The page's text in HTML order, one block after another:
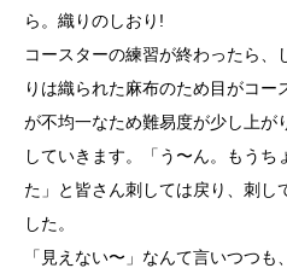
ら。織りのしおり!
コースターの練習が終わったら、
りは織られた麻布のため目がコー
が不均一なため難易度が少し上が
していきます。「う〜ん。もうち
た」と皆さん刺しては戻り、刺し
した。
「見えない〜」なんて言いつつ